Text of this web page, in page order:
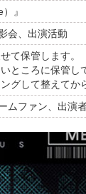
』
会、出演活動
て保管します。
ところに保管し
グして整えてか
ムファン、出演